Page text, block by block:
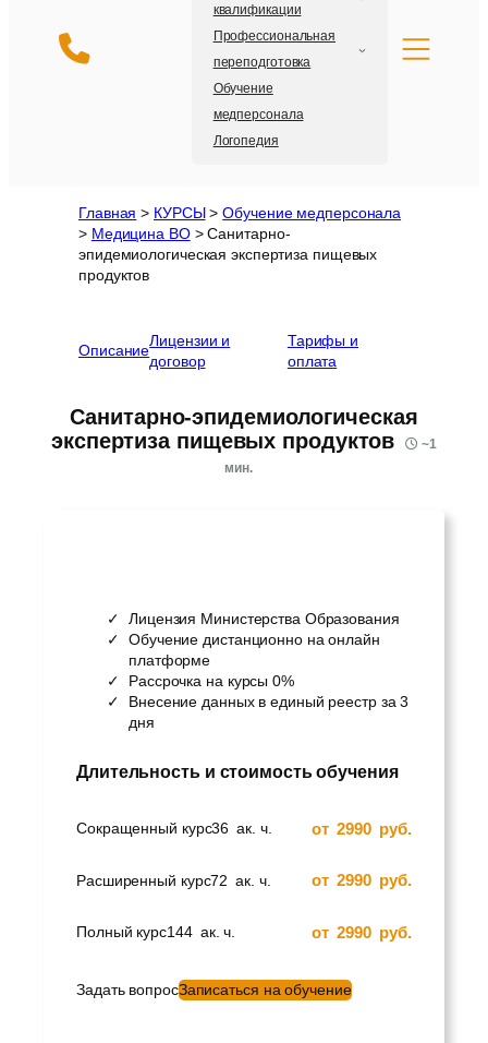
квалификации
Профессиональная
переподготовка
Обучение
медперсонала
Логопедия
Главная > КУРСЫ>Обучение медперсонала
> Медицина ВО>Санитарно-
эпидемиологическая экспертиза пищевых
продуктов
Описание
Лицензии и
договор
Тарифы и
оплата
Санитарно-эпидемиологическая
экспертиза пищевых продуктов
~1
мин.
Лицензия Министерства Образования
Обучение дистанционно на онлайн
платформе
Рассрочка на курсы 0%
Внесение данных в единый реестр за 3
дня
Длительность и стоимость обучения
Сокращенный курс36 ак. ч. от 2990 руб.
Расширенный курс72 ак. ч. от 2990 руб.
Полный курс144 ак. ч. от 2990 руб.
Задать вопросЗаписаться на обучение